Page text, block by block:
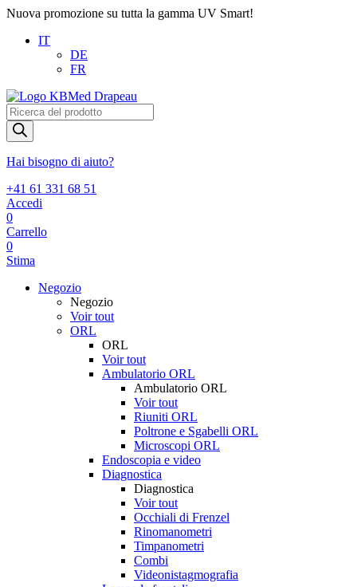
Nuova promozione su tutta la gamma UV Smart!
IT
DE
FR
Products
search
Hai bisogno di aiuto?
+41 61 331 68 51
Accedi
0
Carrello
0
Stima
Negozio
Negozio
Voir tout
ORL
ORL
Voir tout
Ambulatorio ORL
Ambulatorio ORL
Voir tout
Riuniti ORL
Poltrone e Sgabelli ORL
Microscopi ORL
Endoscopia e video
Diagnostica
Diagnostica
Voir tout
Occhiali di Frenzel
Rinomanometri
Timpanometri
Combi
Videonistagmografia